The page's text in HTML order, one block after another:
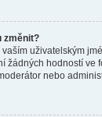
změnit?
uživatelským
žádných hodností
nebo